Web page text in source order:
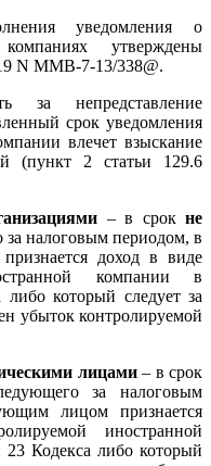
уведомления о
утверждены
N ММВ-7-13/338@.
за непредставление
срок уведомления
влечет взыскание
(пункт 2 статьи 129.6
– в срокне
за налоговым периодом, в
доход в виде
компании в
либо который следует за
убыток контролируемой
лицами– в срок
за налоговым
лицом признается
иностранной
23 Кодекса либо который